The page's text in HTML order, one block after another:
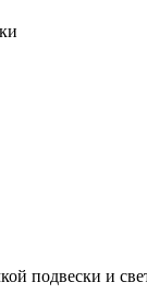
подвески и